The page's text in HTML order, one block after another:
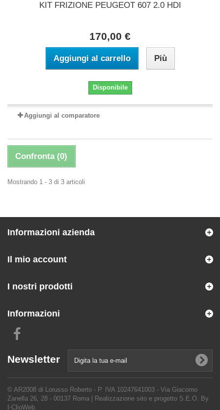
KIT FRIZIONE PEUGEOT 607 2.0 HDI
170,00 €
Aggiungi al carrello Più
Disponibile
Aggiungi al comparatore
Confronta (0)
Mostrando 1 - 3 di 3 articoli
Informazioni azienda
Il mio account
I nostri prodotti
Informazioni
© AR2008 di Lorusso Roberto - P. IVA 10247641003 - Via Giacomo
Zanella 26, 28 - 00137 Roma |
Realizzazione sito e progetto S.E.O. By
I-ClioWeb
Newsletter